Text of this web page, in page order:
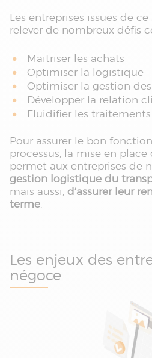
Les entreprises issues de
relever de nombreux défis
Maitriser les achats
Optimiser la logistique
Optimiser la gestion
Développer la relation
Fluidifier les
Pour assurer le bon
processus, la mise en place
permet aux entreprises de
gestion logistique du
mais aussi, d’assurer leur
terme.
Les enjeux des
négoce